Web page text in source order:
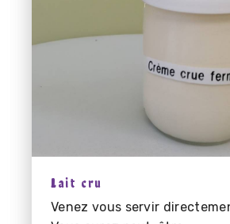
Lait cru
Venez vous servir